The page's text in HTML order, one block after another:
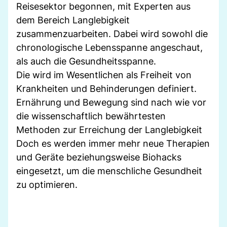
Reisesektor begonnen, mit Experten aus
dem Bereich Langlebigkeit
zusammenzuarbeiten. Dabei wird sowohl die
chronologische Lebensspanne angeschaut,
als auch die Gesundheitsspanne.
Die wird im Wesentlichen als Freiheit von
Krankheiten und Behinderungen definiert.
Ernährung und Bewegung sind nach wie vor
die wissenschaftlich bewährtesten
Methoden zur Erreichung der Langlebigkeit
Doch es werden immer mehr neue Therapien
und Geräte beziehungsweise Biohacks
eingesetzt, um die menschliche Gesundheit
zu optimieren.